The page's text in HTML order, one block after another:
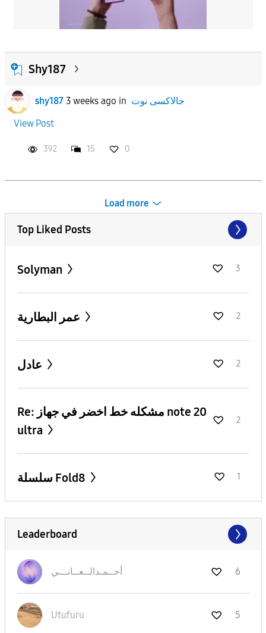
Shy187
shy187 3 weeks ago in جالاكسى نوت
View Post
392 15 0
Load more
Top Liked Posts
Solyman 3
2
2
Re: مشكله خط اخضر في جهاز note 20
ultra
2
سلسلة Fold8 1
Leaderboard
أحــمـدالــعــانـــي 6
Utufuru 5